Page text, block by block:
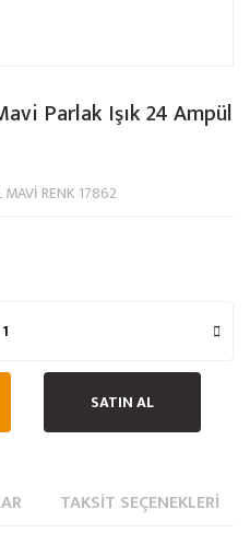
Parlak Işık 24 Ampül
RENK 17862
SATIN AL
TAKSIT SEÇENEKLERI